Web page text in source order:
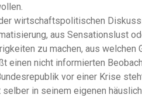
wirtschaftspolitischen
aus Sensationslust
zu machen, aus welchen
einen nicht informierten
vor einer Krise
selber in seinem eigenen